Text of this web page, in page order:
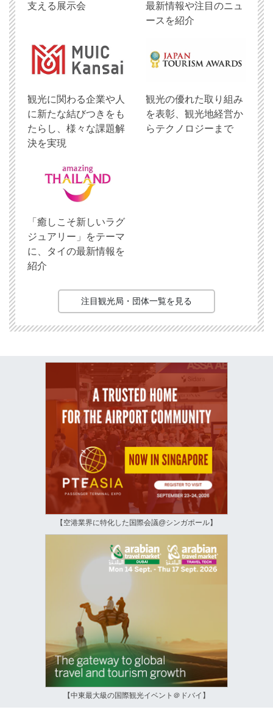
支える展示会
最新情報や注目のニュ
ースを紹介
観光に関わる企業や人
に新たな結びつきをも
たらし、様々な課題解
決を実現
観光の優れた取り組み
を表彰、観光地経営か
らテクノロジーまで
「癒しこそ新しいラグ
ジュアリー」をテーマ
に、タイの最新情報を
紹介
注目観光局・団体一覧を見る
【空港業界に特化した国際会議@シンガポール】
【中東最大級の国際観光イベント＠ドバイ】